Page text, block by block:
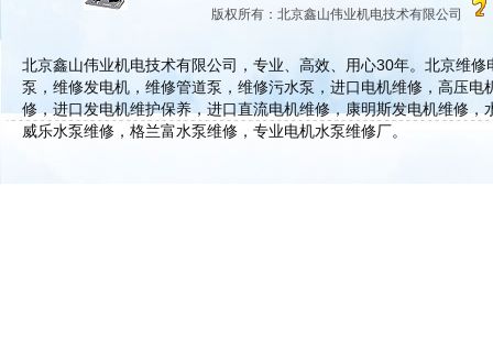
版权所有：北京鑫山伟业机电技术有限公司
北京鑫山伟业机电技术有限公司，专业、高效、用心30年。北京维
泵，维修发电机，维修管道泵，维修污水泵，进口电机维修，高压
修，进口发电机维护保养，进口直流电机维修，康明斯发电机维修
威乐水泵维修，格兰富水泵维修，专业电机水泵维修厂。